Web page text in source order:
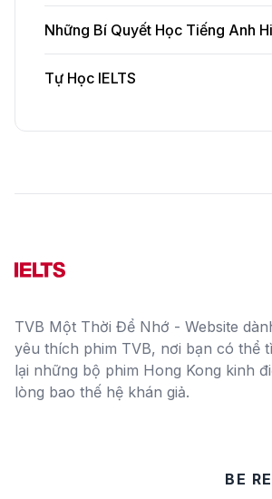
Những Bí Quyết Học Tiếng Anh
Tự Học IELTS
TVB Một Thời Để Nhớ - Website
yêu thích phim TVB, nơi bạn có thể
lại những bộ phim Hong Kong kinh
lòng bao thế hệ khán giả.
BE